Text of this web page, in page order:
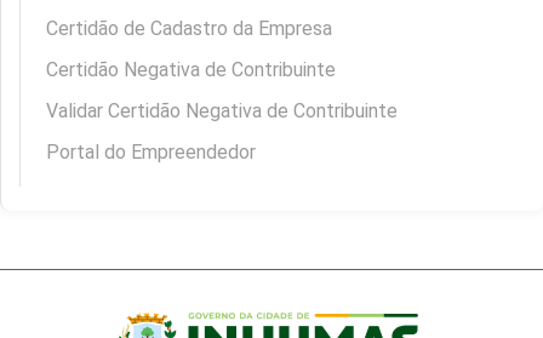
Certidão de Cadastro da Empresa
Certidão Negativa de Contribuinte
Validar Certidão Negativa de Contribuinte
Portal do Empreendedor